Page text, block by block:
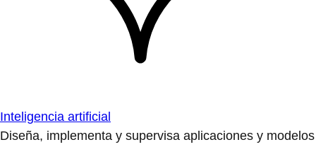
Inteligencia artificial
Diseña, implementa y supervisa aplicaciones y modelos